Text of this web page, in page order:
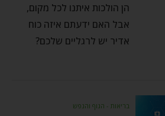
הן הולכות איתנו לכל מקום,
אבל האם ידעתם איזה כוח
אדיר יש לרגליים שלכם?
בריאות - הגוף והנפש